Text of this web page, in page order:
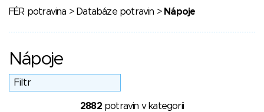
FÉR potravina > Databáze potravin > Nápoje
Nápoje
2882potravin v kategorii